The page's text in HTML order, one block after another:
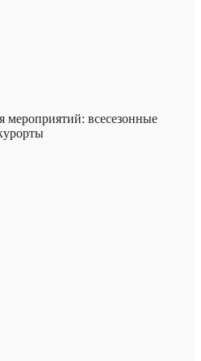
мероприятий: всесезонные